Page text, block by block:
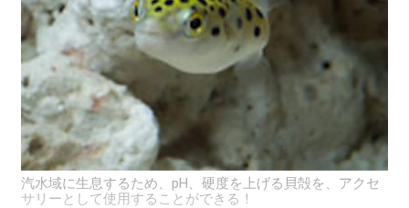
汽水域に生息するため、pH、硬度を上げる貝殻を、アクセ
サリーとして使用することができる！